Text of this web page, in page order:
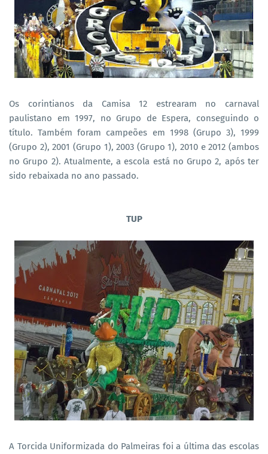
Os corintianos da Camisa 12 estrearam no carnaval
paulistano em 1997, no Grupo de Espera, conseguindo o
título. Também foram campeões em 1998 (Grupo 3), 1999
(Grupo 2), 2001 (Grupo 1), 2003 (Grupo 1), 2010 e 2012 (ambos
no Grupo 2). Atualmente, a escola está no Grupo 2, após ter
sido rebaixada no ano passado.
TUP
A Torcida Uniformizada do Palmeiras foi a última das escolas